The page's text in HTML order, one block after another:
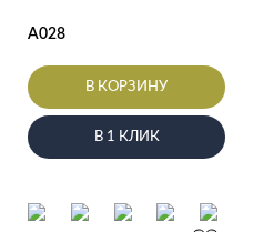
А028
В КОРЗИНУ
В 1 КЛИК